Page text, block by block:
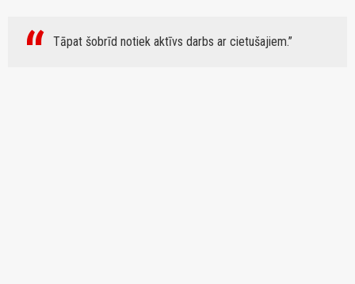
Tāpat šobrīd notiek aktīvs darbs ar cietušajiem.